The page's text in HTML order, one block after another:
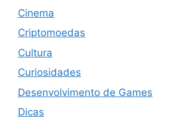
Cinema
Criptomoedas
Cultura
Curiosidades
Desenvolvimento de Games
Dicas